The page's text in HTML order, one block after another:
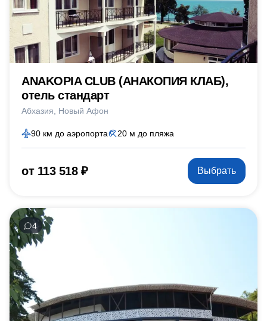
ANAKOPIA CLUB (АНАКОПИЯ КЛАБ),
отель стандарт
Абхазия Новый Афон
90 км до аэропорта 20 м до пляжа
от 113 518 ₽ Выбрать
4